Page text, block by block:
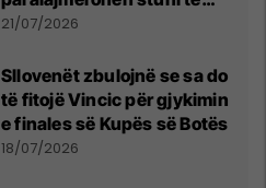
fuqishme me breshër dhe
21/07/2026
Sllovenët zbulojnë se sa do
të fitojë Vincic për gjykimin
e finales së Kupës së Botës
18/07/2026